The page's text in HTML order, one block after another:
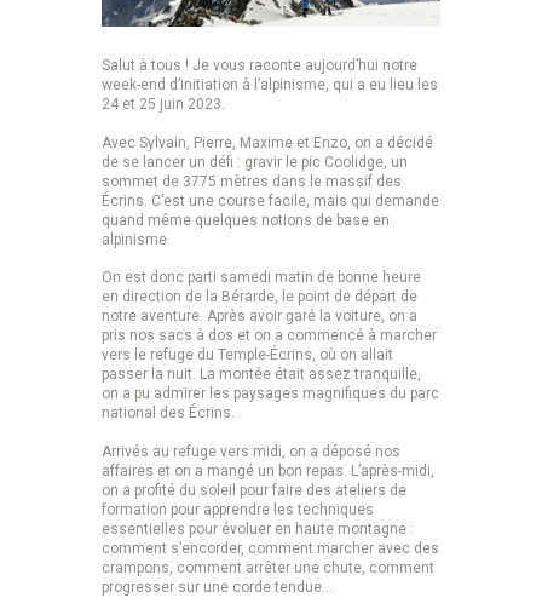
Salut à tous ! Je vous raconte aujourd’hui notre
week-end d’initiation à l’alpinisme, qui a eu lieu les
24 et 25 juin 2023.
Avec Sylvain, Pierre, Maxime et Enzo, on a décidé
de se lancer un défi : gravir le pic Coolidge, un
sommet de 3775 mètres dans le massif des
Écrins. C’est une course facile, mais qui demande
quand même quelques notions de base en
alpinisme.
On est donc parti samedi matin de bonne heure
en direction de la Bérarde, le point de départ de
notre aventure. Après avoir garé la voiture, on a
pris nos sacs à dos et on a commencé à marcher
vers le refuge du Temple-Écrins, où on allait
passer la nuit. La montée était assez tranquille,
on a pu admirer les paysages magnifiques du parc
national des Écrins.
Arrivés au refuge vers midi, on a déposé nos
affaires et on a mangé un bon repas. L’après-midi,
on a profité du soleil pour faire des ateliers de
formation pour apprendre les techniques
essentielles pour évoluer en haute montagne :
comment s’encorder, comment marcher avec des
crampons, comment arrêter une chute, comment
progresser sur une corde tendue…